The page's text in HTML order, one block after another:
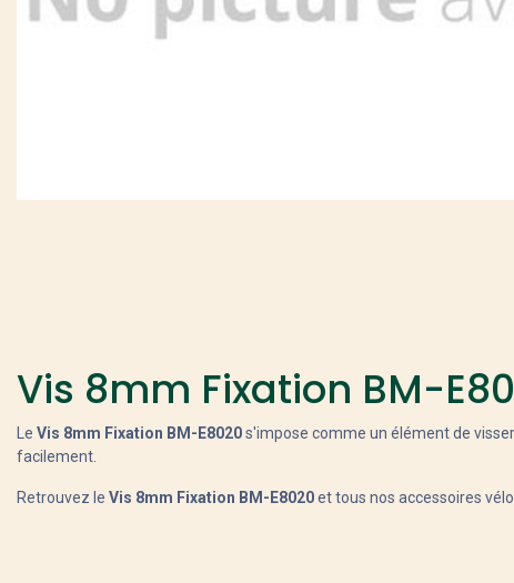
Vis 8mm Fixation BM-
Le Vis 8mm Fixation BM-E8020s'impose comme un élément de
facilement.
Retrouvez le Vis 8mm Fixation BM-E8020et tous nos accessoires